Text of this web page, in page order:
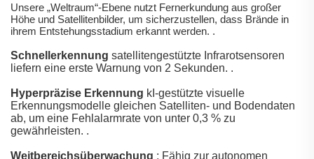
Unsere „Weltraum“-Ebene nutzt Fernerkundung aus großer
Höhe und Satellitenbilder, um sicherzustellen, dass Brände in
ihrem Entstehungsstadium erkannt werden. .
Schnellerkennung satellitengestützte Infrarotsensoren
liefern eine erste Warnung von 2 Sekunden. .
Hyperpräzise Erkennung kI-gestützte visuelle
Erkennungsmodelle gleichen Satelliten- und Bodendaten
ab, um eine Fehlalarmrate von unter 0,3 % zu
gewährleisten. .
Weitbereichsüberwachung : Fähig zur autonomen